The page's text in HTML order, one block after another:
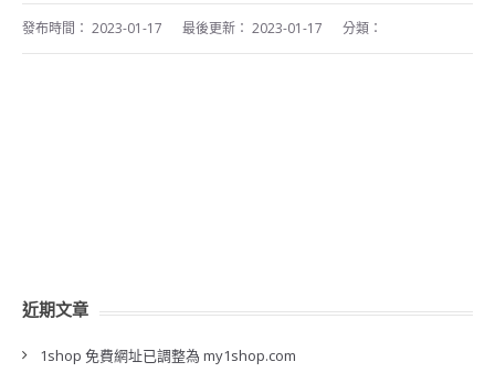
發布時間： 2023-01-17 最後更新： 2023-01-17 分類：
近期文章
1shop 免費網址已調整為 my1shop.com